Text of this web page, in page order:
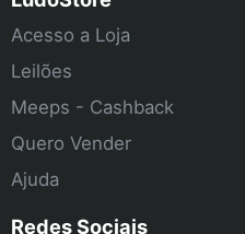
Acesso a Loja
Leilões
Meeps - Cashback
Quero Vender
Ajuda
Redes Sociais